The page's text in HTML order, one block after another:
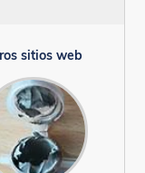
sitios web